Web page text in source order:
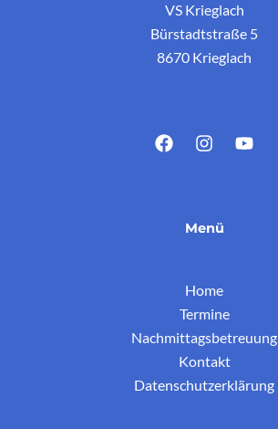
VS Krieglach
Bürstadtstraße 5
8670 Krieglach
Menü
Home
Termine
Nachmittagsbetreuung
Kontakt
Datenschutzerklärung